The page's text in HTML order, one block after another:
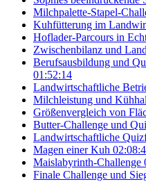
Milchpalette-Stapel-
Kuhfütterung im
Hoflader-Parcours in
Zwischenbilanz und
Berufsausbildung und
01:52:14
Landwirtschaftliche
Milchleistung und
Größenvergleich von
Butter-Challenge und
Landwirtschaftliche
Magen einer Kuh
Maislabyrinth-Challenge
Finale Challenge und